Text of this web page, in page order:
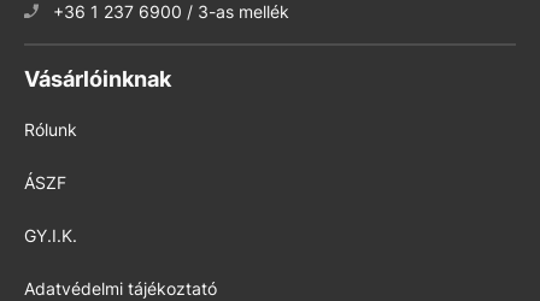
+36 1 237 6900 / 3-as mellék
Vásárlóinknak
Rólunk
ÁSZF
GY.I.K.
Adatvédelmi tájékoztató